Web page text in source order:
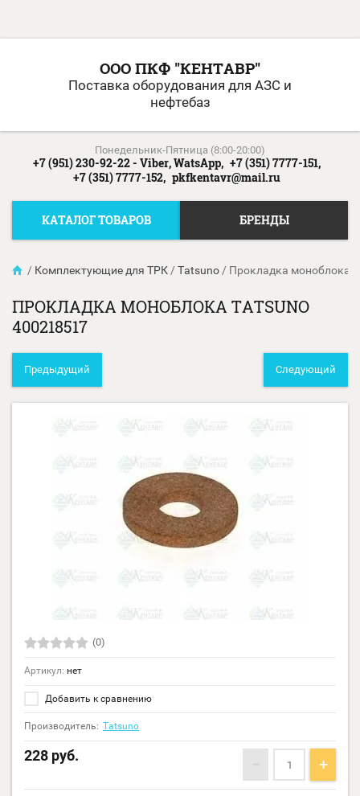
ООО ПКФ "КЕНТАВР"
Поставка оборудования для АЗС и
нефтебаз
Понедельник-Пятница (8:00-20:00)
+7 (951) 230-92-22 - Viber, WatsApp, +7 (351) 7777-151,
+7 (351) 7777-152, pkfkentavr@mail.ru
КАТАЛОГ ТОВАРОВ БРЕНДЫ
/ Комплектующие для ТРК / Tatsuno / Прокладка моноблока
ПРОКЛАДКА МОНОБЛОКА TATSUNO
400218517
Предыдущий Следующий
(0)
Артикул: нет
Добавить к сравнению
Производитель: Tatsuno
228 руб. − +